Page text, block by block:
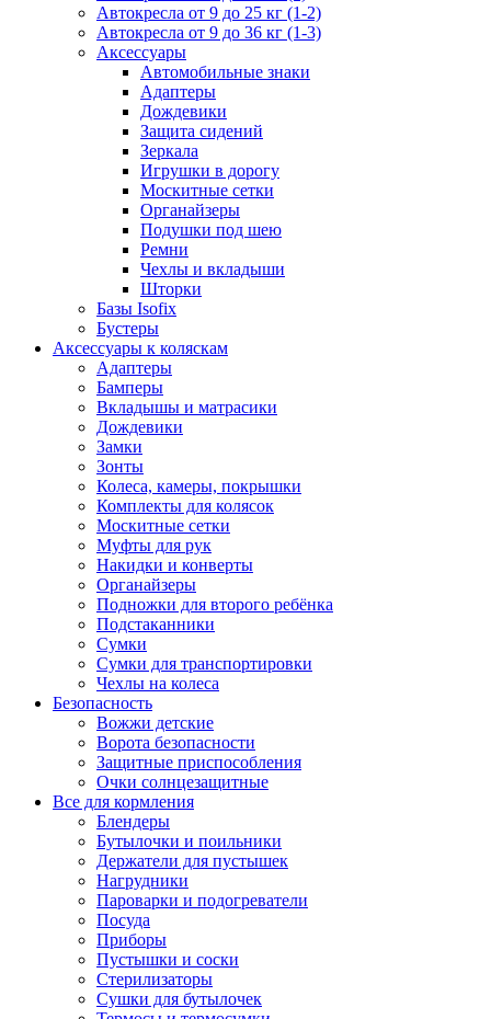
Автокресла от 9 до 25 кг (1-2)
Автокресла от 9 до 36 кг (1-3)
Аксессуары
Автомобильные знаки
Адаптеры
Дождевики
Защита сидений
Зеркала
Игрушки в дорогу
Москитные сетки
Органайзеры
Подушки под шею
Ремни
Чехлы и вкладыши
Шторки
Базы Isofix
Бустеры
Аксессуары к коляскам
Адаптеры
Бамперы
Вкладышы и матрасики
Дождевики
Замки
Зонты
Колеса, камеры, покрышки
Комплекты для колясок
Москитные сетки
Муфты для рук
Накидки и конверты
Органайзеры
Подножки для второго ребёнка
Подстаканники
Сумки
Сумки для транспортировки
Чехлы на колеса
Безопасность
Вожжи детские
Ворота безопасности
Защитные приспособления
Очки солнцезащитные
Все для кормления
Блендеры
Бутылочки и поильники
Держатели для пустышек
Нагрудники
Пароварки и подогреватели
Посуда
Приборы
Пустышки и соски
Стерилизаторы
Сушки для бутылочек